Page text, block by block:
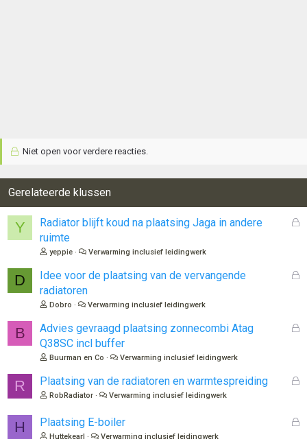
Niet open voor verdere reacties.
Gerelateerde klussen
Y
G
o
Radiator blijft koud na plaatsing Jaga in andere
ruimte
yeppie Verwarming inclusief leidingwerk
D
G
o
Idee voor de plaatsing van de vervangende
radiatoren
Dobro Verwarming inclusief leidingwerk
B
G
o
Advies gevraagd plaatsing zonnecombi Atag
Q38SC incl buffer
Buurman en Co Verwarming inclusief leidingwerk
R
G
Plaatsing van de radiatoren en warmtespreiding
RobRadiator Verwarming inclusief leidingwerk
H
G
Plaatsing E-boiler
Huttekearl Verwarming inclusief leidingwerk